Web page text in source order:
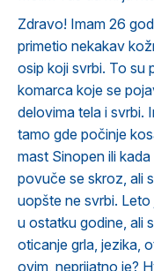
Zdravo! Imam 26
primetio nekakav
osip koji svrbi. To su
komarca koje se
delovima tela i svrbi.
tamo gde počinje
mast Sinopen ili
povuče se skroz, ali
uopšte ne svrbi.
u ostatku godine, ali
oticanje grla, jezika,
ovim, neprijatno je?